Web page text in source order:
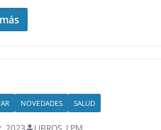
NOVEDADES SALUD